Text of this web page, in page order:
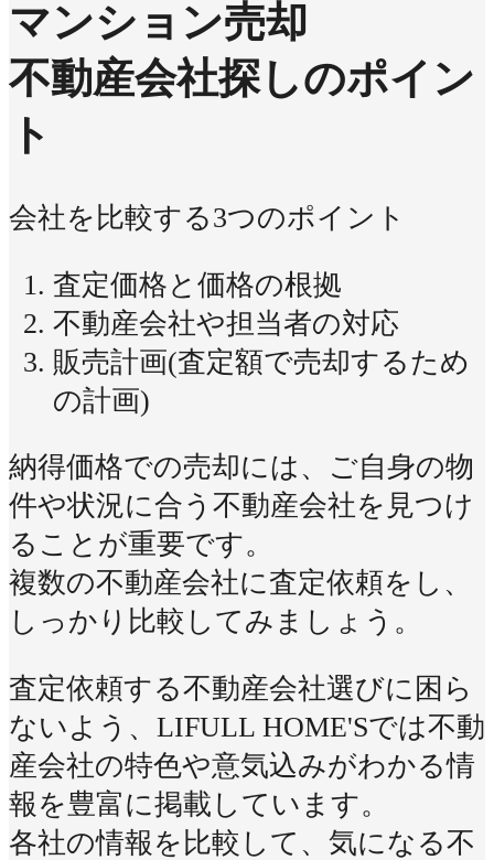
マンション売却
不動産会社探しのポイン
ト
会社を比較する3つのポイント
査定価格と価格の根拠
不動産会社や担当者の対応
販売計画(査定額で売却するため
の計画)
納得価格での売却には、ご自身の物
件や状況に合う不動産会社を見つけ
ることが重要です。
複数の不動産会社に査定依頼をし、
しっかり比較してみましょう。
査定依頼する不動産会社選びに困ら
ないよう、LIFULL HOME'Sでは不動
産会社の特色や意気込みがわかる情
報を豊富に掲載しています。
各社の情報を比較して、気になる不